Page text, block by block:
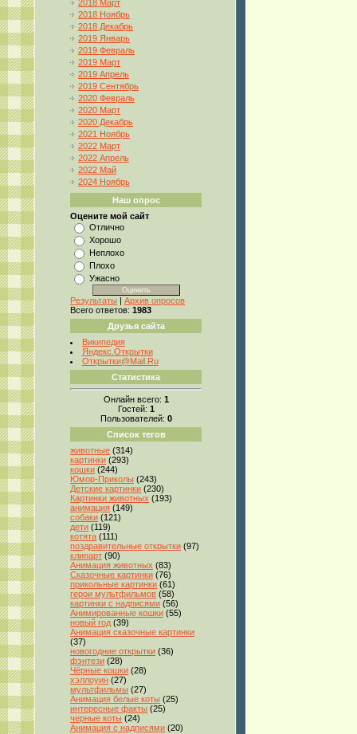
2018 Март
2018 Ноябрь
2018 Декабрь
2019 Январь
2019 Февраль
2019 Март
2019 Апрель
2019 Сентябрь
2020 Февраль
2020 Март
2020 Декабрь
2021 Ноябрь
2022 Март
2022 Апрель
2022 Май
2024 Ноябрь
Наш опрос
Оцените мой сайт
Отлично
Хорошо
Неплохо
Плохо
Ужасно
Результаты | Архив опросов
Всего ответов: 1983
Друзья сайта
Википедия
Яндекс.Открытки
Открытки@Mail.Ru
Статистика
Онлайн всего: 1
Гостей: 1
Пользователей: 0
Список тегов
животные (314)
картинки (293)
кошки (244)
Юмор-Приколы (243)
Детские картинки (230)
Картинки животных (193)
анимация (149)
собаки (121)
дети (119)
котята (111)
поздравительные открытки (97)
клипарт (90)
Анимация животных (83)
Сказочные картинки (76)
прикольные картинки (61)
герои мультфильмов (58)
картинки с надписями (56)
Анимированные кошки (55)
новый год (39)
Анимация сказочные картинки
(37)
новогодние открытки (36)
фэнтези (28)
Чёрные кошки (28)
хэллоуин (27)
мультфильмы (27)
Анимация белые коты (25)
интересные факты (25)
черные коты (24)
Анимация с надписями (20)